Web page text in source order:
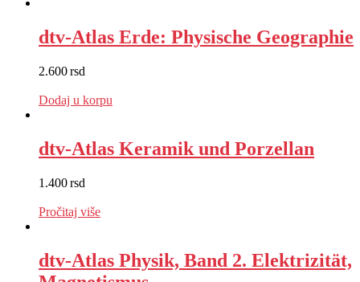
dtv-Atlas Erde: Physische Geographie
2.600rsd
Dodaj u korpu
dtv-Atlas Keramik und Porzellan
1.400rsd
Pročitaj više
dtv-Atlas Physik, Band 2. Elektrizität,